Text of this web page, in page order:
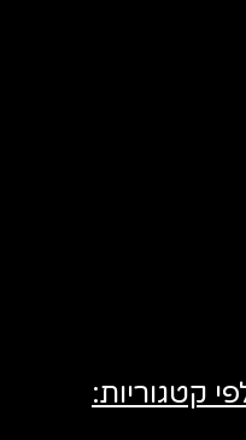
קטגוריות: